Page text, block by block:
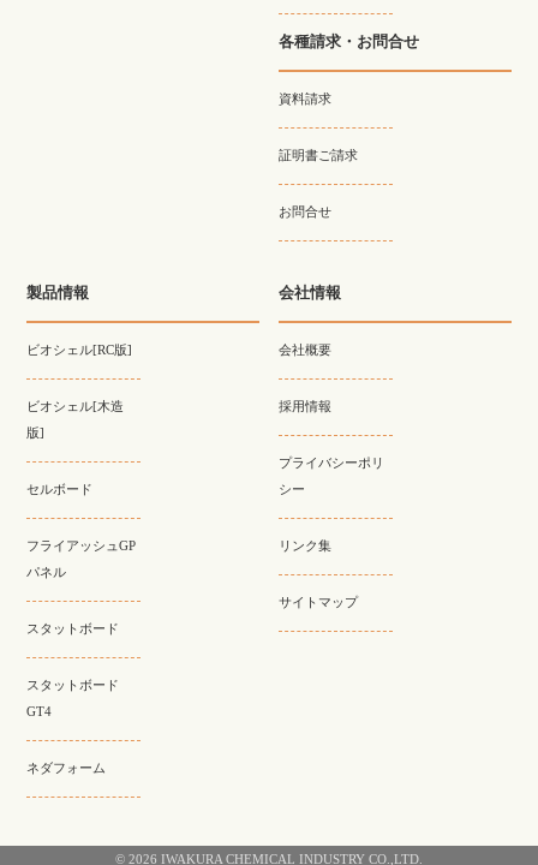
各種請求・お問合せ
資料請求
証明書ご請求
お問合せ
製品情報
ビオシェル[RC版]
ビオシェル[木造
版]
セルボード
フライアッシュGP
パネル
スタットボード
スタットボード
GT4
ネダフォーム
会社情報
会社概要
採用情報
プライバシーポリ
シー
リンク集
サイトマップ
© 2026 IWAKURA CHEMICAL INDUSTRY CO.,LTD.